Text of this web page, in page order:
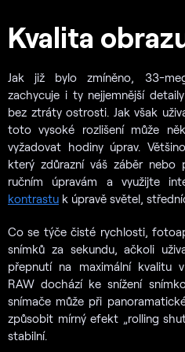
Kvalita
Jak již bylo zmíněno, 33-
zachycuje i ty nejjemnější
bez ztráty ostrosti. Jak však
toto vysoké rozlišení může
vyžadovat hodiny úprav.
který zdůrazní váš záběr nebo
ručním úpravám a využijte
kontrastu k úpravě světel,
Co se týče čisté rychlosti,
snímků za sekundu, ačkoli
přepnutí na maximální kvalitu
RAW dochází ke snížení
snímače může při
způsobit mírný efekt „rolling
stabilní.